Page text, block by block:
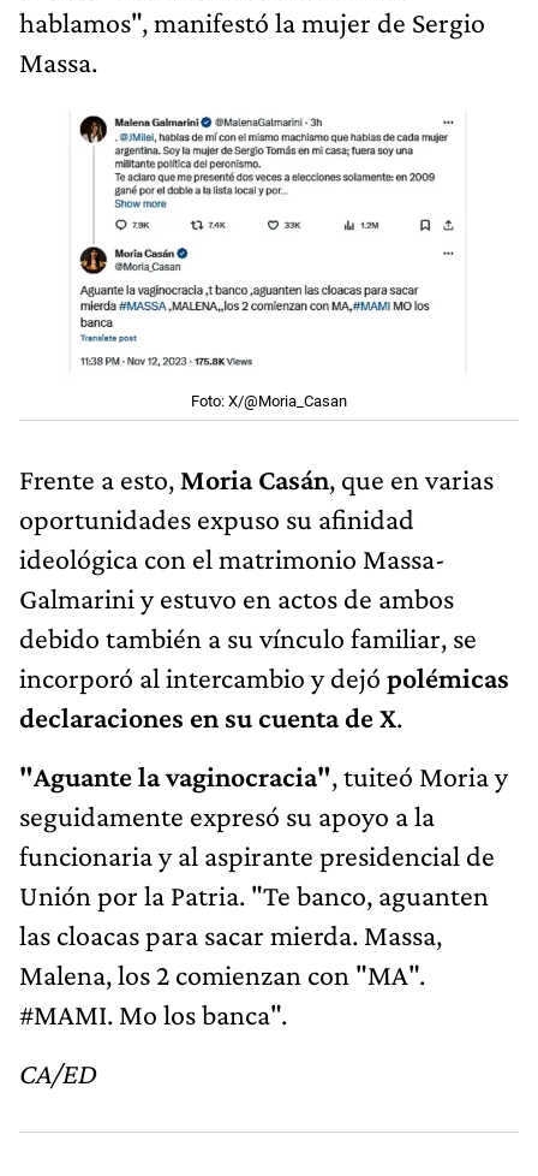
hablamos", manifestó la mujer de Sergio
Massa.
Foto: X/@Moria_Casan
Frente a esto, Moria Casán, que en varias
oportunidades expuso su afinidad
ideológica con el matrimonio Massa-
Galmarini y estuvo en actos de ambos
debido también a su vínculo familiar, se
incorporó al intercambio y dejó polémicas
declaraciones en su cuenta de X.
"Aguante la vaginocracia", tuiteó Moria y
seguidamente expresó su apoyo a la
funcionaria y al aspirante presidencial de
Unión por la Patria. "Te banco, aguanten
las cloacas para sacar mierda. Massa,
Malena, los 2 comienzan con "MA".
#MAMI. Mo los banca".
CA/ED